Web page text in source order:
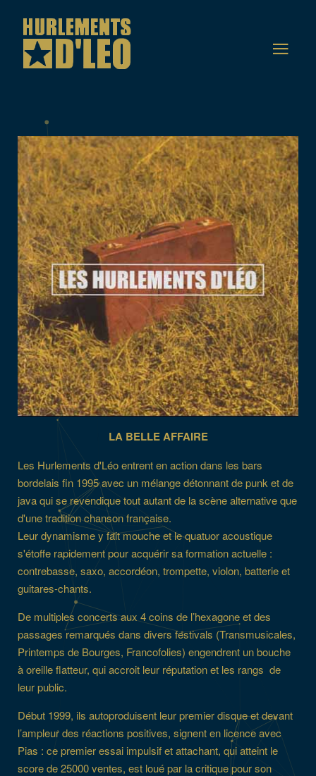
LA BELLE AFFAIRE
Les Hurlements d'Léo entrent en action dans les bars
bordelais fin 1995 avec un mélange détonnant de punk et de
java qui se revendique tout autant de la scène alternative que
d'une tradition chanson française.
Leur dynamisme y fait mouche et le quatuor acoustique
s'étoffe rapidement pour acquérir sa formation actuelle :
contrebasse, saxo, accordéon, trompette, violon, batterie et
guitares-chants.
De multiples concerts aux 4 coins de l’hexagone et des
passages remarqués dans divers festivals (Transmusicales,
Printemps de Bourges, Francofolies) engendrent un bouche
à oreille flatteur, qui accroit leur réputation et les rangs de
leur public.
Début 1999, ils autoproduisent leur premier disque et devant
l’ampleur des réactions positives, signent en licence avec
Pias : ce premier essai impulsif et attachant, qui atteint le
score de 25000 ventes, est loué par la critique pour son